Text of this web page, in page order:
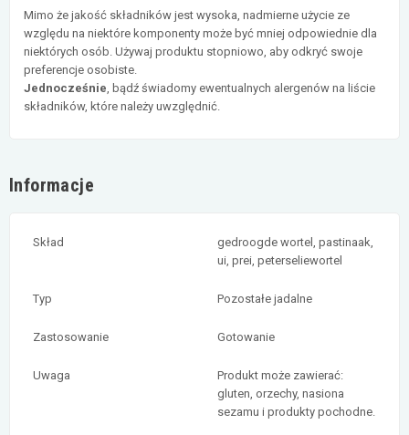
Mimo że jakość składników jest wysoka, nadmierne użycie ze
względu na niektóre komponenty może być mniej odpowiednie dla
niektórych osób. Używaj produktu stopniowo, aby odkryć swoje
preferencje osobiste.
Jednocześnie , bądź świadomy ewentualnych alergenów na liście
składników, które należy uwzględnić.
Informacje
Skład
gedroogde wortel, pastinaak,
ui, prei, peterseliewortel
Typ Pozostałe jadalne
Zastosowanie Gotowanie
Uwaga
Produkt może zawierać:
gluten, orzechy, nasiona
sezamu i produkty pochodne.